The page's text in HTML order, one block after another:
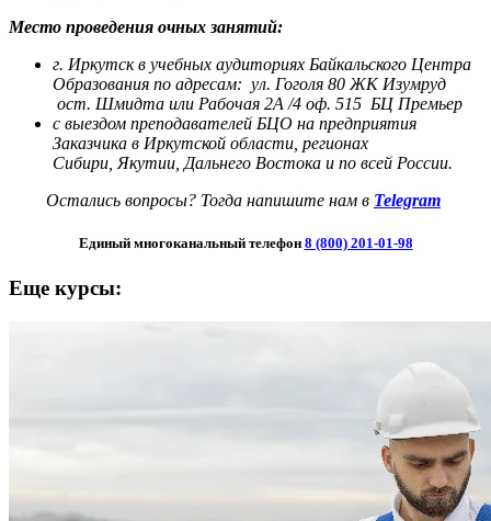
Место проведения очных занятий:
г. Иркутск в учебных аудиториях Байкальского Центра
Образования по адресам: ул. Гоголя 80 ЖК Изумруд
ост. Шмидта или Рабочая 2А /4 оф. 515 БЦ Премьер
с выездом преподавателей БЦО на предприятия
Заказчика в Иркутской области, регионах
Сибири, Якутии, Дальнего Востока и по всей России.
Остались вопросы? Тогда напишите нам в Telegram
Единый многоканальный телефон 8 (800) 201-01-98
Еще курсы: